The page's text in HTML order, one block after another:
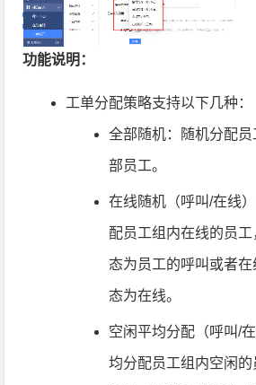
功能说明：
工单分配策略支持以下几种：
全部随机：随机分配
部员工。
在线随机（呼叫/在线
配员工组内在线的员
态为员工的呼叫或者
态为在线。
空闲平均分配（呼叫/
均分配员工组内空闲的